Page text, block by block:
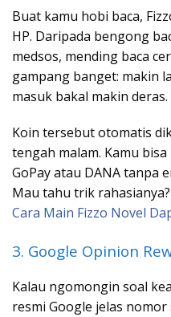
Buat kamu hobi baca,
HP. Daripada bengong
medsos, mending baca
gampang banget: makin
masuk bakal makin deras.
Koin tersebut otomatis
tengah malam. Kamu
GoPay atau DANA tanpa
Mau tahu trik
Cara Main Fizzo Novel
3. Google Opinion
Kalau ngomongin soal
resmi Google jelas